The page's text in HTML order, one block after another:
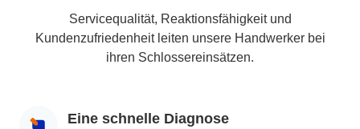
Servicequalität, Reaktionsfähigkeit und
Kundenzufriedenheit leiten unsere Handwerker bei
ihren Schlossereinsätzen.
Eine schnelle Diagnose